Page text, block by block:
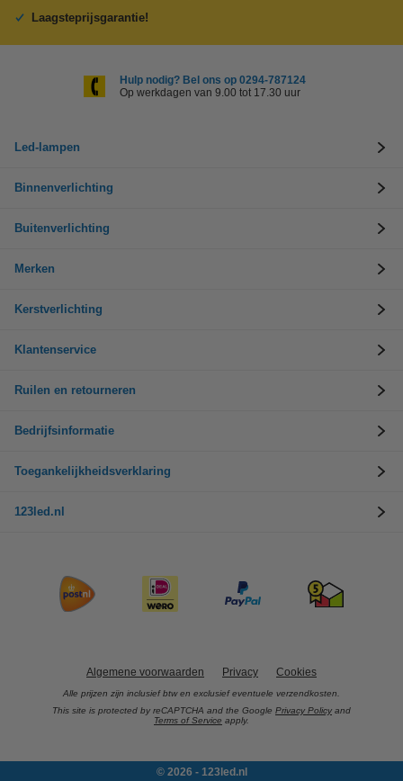
Laagsteprijsgarantie!
Hulp nodig? Bel ons op 0294-787124
Op werkdagen van 9.00 tot 17.30 uur
Led-lampen
Binnenverlichting
Buitenverlichting
Merken
Kerstverlichting
Klantenservice
Ruilen en retourneren
Bedrijfsinformatie
Toegankelijkheidsverklaring
123led.nl
Algemene voorwaarden Privacy Cookies
Alle prijzen zijn inclusief btw en exclusief eventuele verzendkosten.
This site is protected by reCAPTCHA and the Google Privacy Policy and
Terms of Service apply.
© 2026 - 123led.nl